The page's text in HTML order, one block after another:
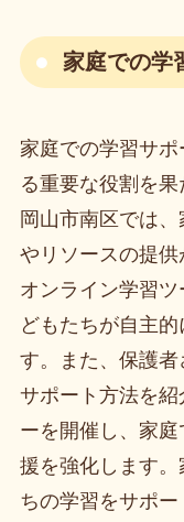
家庭での学
家庭での学習サ
る重要な役割を果
岡山市南区では
やリソースの提供
オンライン学習
どもたちが自主
す。また、保護
サポート方法を
ーを開催し、家
援を強化します
ちの学習をサポ